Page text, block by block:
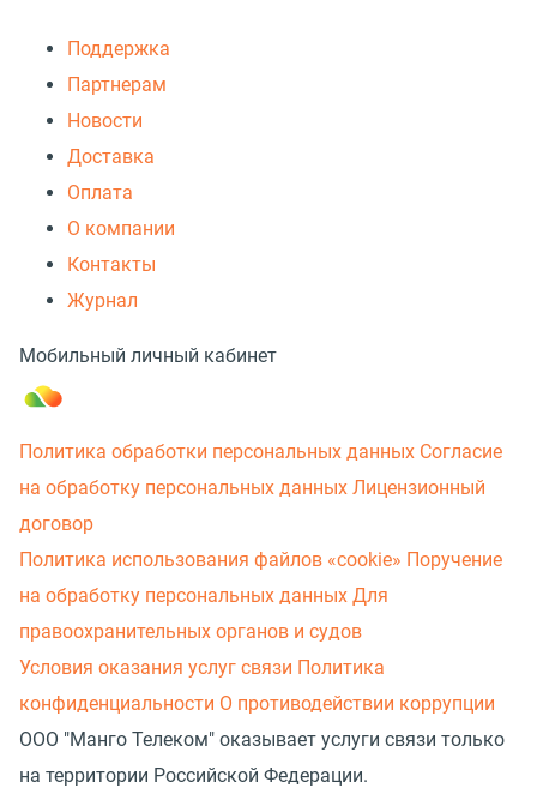
Поддержка
Партнерам
Новости
Доставка
Оплата
О компании
Контакты
Журнал
Мобильный личный кабинет
Политика обработки персональных данных Согласие
на обработку персональных данных Лицензионный
договор
Политика использования файлов «cookie» Поручение
на обработку персональных данных Для
правоохранительных органов и судов
Условия оказания услуг связи Политика
конфиденциальности О противодействии коррупции
ООО "Манго Телеком" оказывает услуги связи только
на территории Российской Федерации.